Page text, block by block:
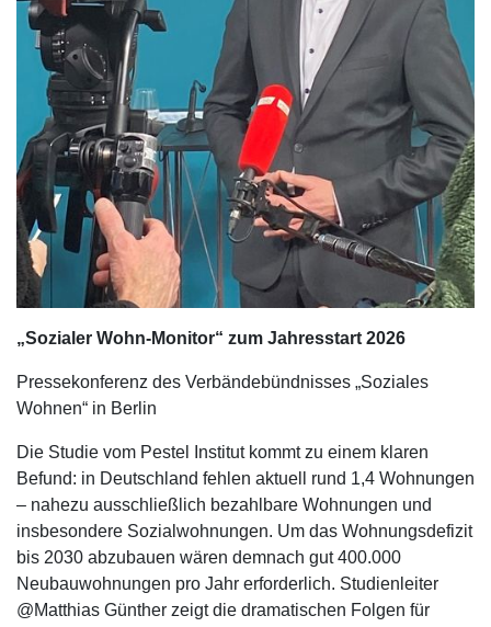
„Sozialer Wohn-Monitor“ zum Jahresstart 2026
Pressekonferenz des Verbändebündnisses „Soziales
Wohnen“ in Berlin
Die Studie vom Pestel Institut kommt zu einem klaren
Befund: in Deutschland fehlen aktuell rund 1,4 Wohnungen
– nahezu ausschließlich bezahlbare Wohnungen und
insbesondere Sozialwohnungen. Um das Wohnungsdefizit
bis 2030 abzubauen wären demnach gut 400.000
Neubauwohnungen pro Jahr erforderlich. Studienleiter
@Matthias Günther zeigt die dramatischen Folgen für